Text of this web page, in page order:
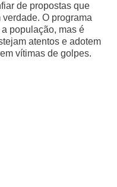
de propostas que
O programa
população, mas é
atentos e adotem
vítimas de golpes.